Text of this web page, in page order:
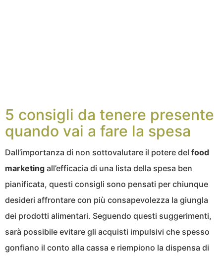
5 consigli da tenere presente
quando vai a fare la spesa
Dall’importanza di non sottovalutare il potere del food
marketing all’efficacia di una lista della spesa ben
pianificata, questi consigli sono pensati per chiunque
desideri affrontare con più consapevolezza la giungla
dei prodotti alimentari. Seguendo questi suggerimenti,
sarà possibile evitare gli acquisti impulsivi che spesso
gonfiano il conto alla cassa e riempiono la dispensa di